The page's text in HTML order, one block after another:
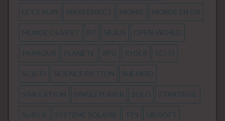
LET'S PLAY MASS EFFECT MOMIE MONDE EN OR
MONDE OUVERT N7 NEXUS OPEN-WORLD
PARKOUR PLANÈTE RPG RYDER SCI-FI
SCIE-FI SCIENCE FICTION SHEPARD
SIMULATION SINGLEPLAYER SOLO STRATÉGIE
SURVIE SYSTÈME SOLAIRE TPS UBISOFT